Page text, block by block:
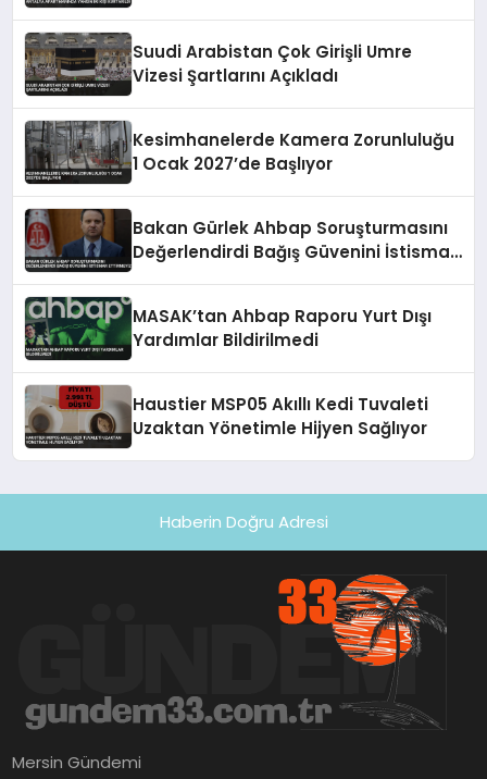
Suudi Arabistan Çok Girişli Umre
Vizesi Şartlarını Açıkladı
Kesimhanelerde Kamera Zorunluluğu
1 Ocak 2027’de Başlıyor
Bakan Gürlek Ahbap Soruşturmasını
Değerlendirdi Bağış Güvenini İstismar
MASAK’tan Ahbap Raporu Yurt Dışı
Yardımlar Bildirilmedi
Haustier MSP05 Akıllı Kedi Tuvaleti
Uzaktan Yönetimle Hijyen Sağlıyor
Haberin Doğru Adresi
Mersin Gündemi